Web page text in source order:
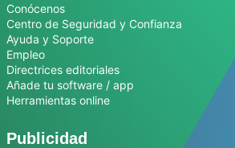
Conócenos
Centro de Seguridad y Confianza
Ayuda y Soporte
Empleo
Directrices editoriales
Añade tu software / app
Herramientas online
Publicidad